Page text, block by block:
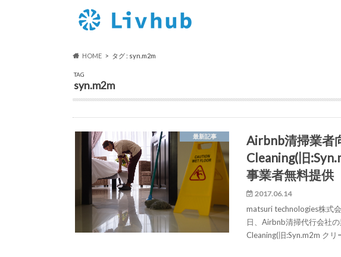
HOME タグ : syn.m2m
TAG
syn.m2m
最新記事
Airbnb清掃業者
Cleaning(旧
事業者無料提供
2017.06.14
matsuri technologies株式
日、Airbnb清掃代行会社
Cleaning(旧:Syn.m2m ク